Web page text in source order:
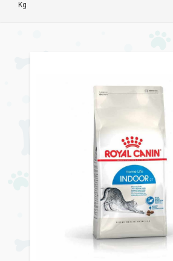
Kg